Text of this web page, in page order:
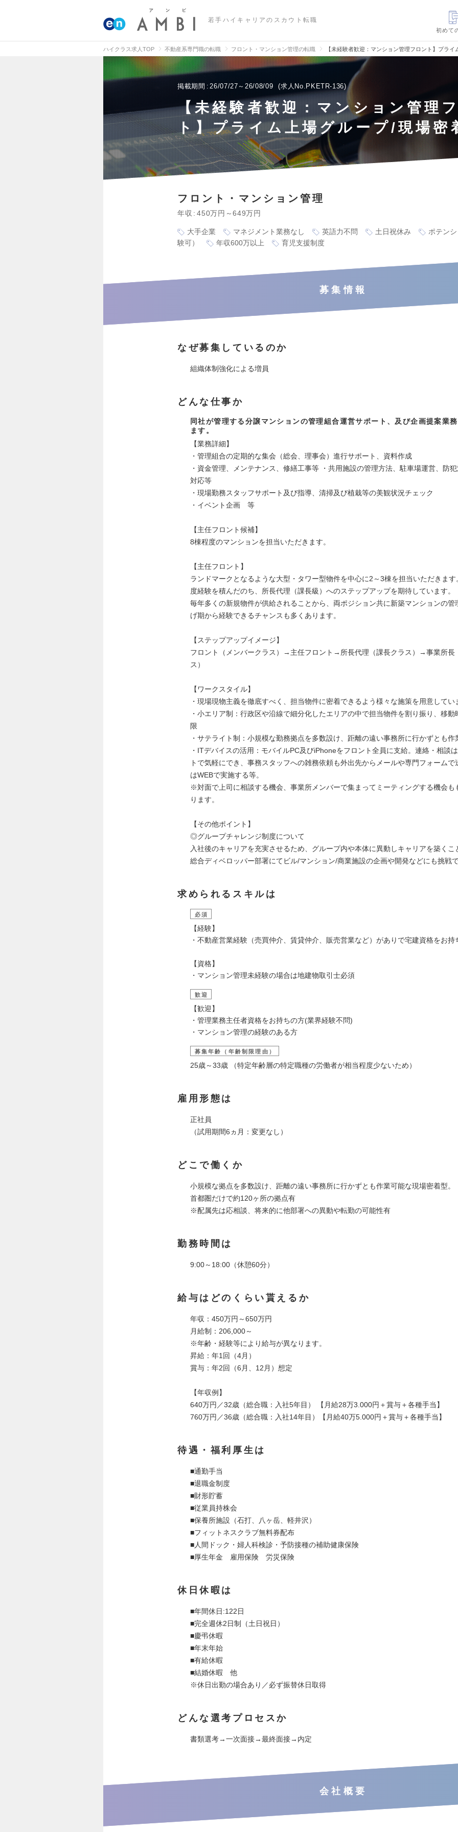
若手ハイキャリアのスカウト転職
初めて
ハイクラス求人TOP 不動産系専門職の転職 フロント・マンション管理の転職 【未経験者歓迎：マンション管理フロント】プラ
掲載期間 26/07/27～26/08/09 求人No.PKETR-136
【未経験者歓迎：マンション管理
ト】プライム上場グループ/現場密
フロント・マンション管理
年収 450万円～649万円
大手企業 マネジメント業務なし 英語力不問 土日祝休み
ポテン
験可）
年収600万以上 育児支援制度
募集情報
なぜ募集しているのか
組織体制強化による増員
どんな仕事か
同社が管理する分譲マンションの管理組合運営サポート、及び企画提案業
ます。
【業務詳細】
・管理組合の定期的な集会（総会、理事会）進行サポート、資料作成
・資金管理、メンテナンス、修繕工事等 ・共用施設の管理方法、駐車場運営、防
対応等
・現場勤務スタッフサポート及び指導、清掃及び植栽等の美観状況チェック
・イベント企画 等
【主任フロント候補】
8棟程度のマンションを担当いただきます。
【主任フロント】
ランドマークとなるような大型・タワー型物件を中心に2～3棟を担当いただきま
度経験を積んだのち、所長代理（課長級）へのステップアップを期待しています。
毎年多くの新規物件が供給されることから、両ポジション共に新築マンションの管
げ期から経験できるチャンスも多くあります。
【ステップアップイメージ】
フロント（メンバークラス）→主任フロント→所長代理（課長クラス）→事業所長
ス）
【ワークスタイル】
・現場現物主義を徹底すべく、担当物件に密着できるよう様々な施策を用意してい
・小エリア制：行政区や沿線で細分化したエリアの中で担当物件を割り振り、移動
限
・サテライト制：小規模な勤務拠点を多数設け、距離の遠い事務所に行かずとも作
・ITデバイスの活用：モバイルPC及びiPhoneをフロント全員に支給。連絡・相談
トで気軽にでき、事務スタッフへの雑務依頼も外出先からメールや専門フォームで
はWEBで実施する等。
※対面で上司に相談する機会、事業所メンバーで集まってミーティングする機会も
ります。
【その他ポイント】
◎グループチャレンジ制度について
入社後のキャリアを充実させるため、グループ内や本体に異動しキャリアを築くこ
総合ディベロッパー部署にてビル/マンション/商業施設の企画や開発などにも挑戦
求められるスキルは
必須
【経験】
・不動産営業経験（売買仲介、賃貸仲介、販売営業など）がありで宅建資格をお持
【資格】
・マンション管理未経験の場合は地建物取引士必須
歓迎
【歓迎】
・管理業務主任者資格をお持ちの方(業界経験不問)
・マンション管理の経験のある方
募集年齢（年齢制限理由）
25歳～33歳 （特定年齢層の特定職種の労働者が相当程度少ないため）
雇用形態は
正社員
（試用期間6ヵ月：変更なし）
どこで働くか
小規模な拠点を多数設け、距離の遠い事務所に行かずとも作業可能な現場密着型。
首都圏だけで約120ヶ所の拠点有
※配属先は応相談、将来的に他部署への異動や転勤の可能性有
勤務時間は
9:00～18:00（休憩60分）
給与はどのくらい貰えるか
年収：450万円～650万円
月給制：206,000～
※年齢・経験等により給与が異なります。
昇給：年1回（4月）
賞与：年2回（6月、12月）想定
【年収例】
640万円／32歳（総合職：入社5年目） 【月給28万3.000円＋賞与＋各種手当】
760万円／36歳（総合職：入社14年目）【月給40万5.000円＋賞与＋各種手当】
待遇・福利厚生は
■通勤手当
■退職金制度
■財形貯蓄
■従業員持株会
■保養所施設（石打、八ヶ岳、軽井沢）
■フィットネスクラブ無料券配布
■人間ドック・婦人科検診・予防接種の補助健康保険
■厚生年金 雇用保険 労災保険
休日休暇は
■年間休日:122日
■完全週休2日制（土日祝日）
■慶弔休暇
■年末年始
■有給休暇
■結婚休暇 他
※休日出勤の場合あり／必ず振替休日取得
どんな選考プロセスか
書類選考→一次面接→最終面接→内定
会社概要